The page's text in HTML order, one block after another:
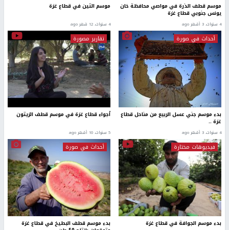
موسم قطف الذرة في مواصي محافظة خان
يونس جنوبي قطاع غزة
4 سنوات، 3 أشهر ago
موسم التين في قطاع غزة
4 سنوات، 12 شهر ago
أحداث في صورة
بدء موسم جني عسل الربيع من مناحل قطاع
غزة ..
4 سنوات، 3 أشهر ago
تقارير مصورة
أجواء قطاع غزة في موسم قطف الزيتون
5 سنوات، 10 أشهر ago
فيديوهات مختارة
بدء موسم الجوافة في قطاع غزة
أحداث في صورة
بدء موسم قطف البطيخ في قطاع غزة